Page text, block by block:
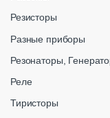
Резисторы
Разные приборы
Резонаторы,
Реле
Тиристоры